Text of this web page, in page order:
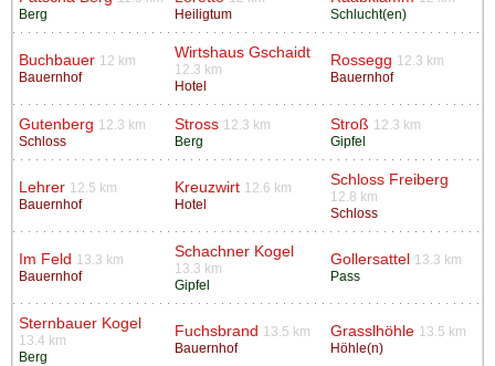
Berg
Heiligtum
Schlucht(en)
Buchbauer 12 km
Bauernhof
Wirtshaus Gschaidt
12.3 km
Hotel
Rossegg 12.3 km
Bauernhof
Gutenberg 12.3 km
Schloss
Stross 12.3 km
Berg
Stroß 12.3 km
Gipfel
Lehrer 12.5 km
Bauernhof
Kreuzwirt 12.6 km
Hotel
Schloss Freiberg
12.8 km
Schloss
Im Feld 13.3 km
Bauernhof
Schachner Kogel
13.3 km
Gipfel
Gollersattel
13.3 km
Pass
Sternbauer Kogel
13.4 km
Berg
Fuchsbrand 13.5 km
Bauernhof
Grasslhöhle 13.5 km
Höhle(n)